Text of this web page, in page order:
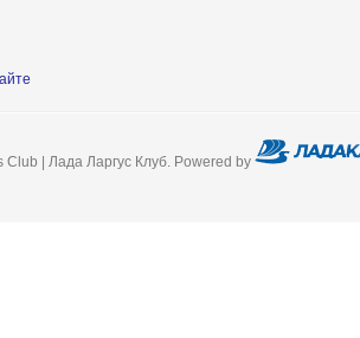
| Лада Ларгус Клуб. Powered by